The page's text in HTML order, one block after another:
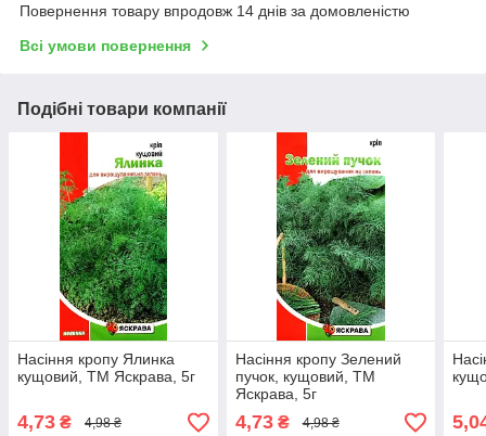
Повернення товару впродовж 14 днів за домовленістю
Всі умови повернення
Подібні товари компанії
Насіння кропу Ялинка
кущовий, ТМ Яскрава, 5г
4,73 ₴ 4,98 ₴
Насіння кропу Зелений
пучок, кущовий, ТМ
Яскрава, 5г
4,73₴ 4,98 ₴